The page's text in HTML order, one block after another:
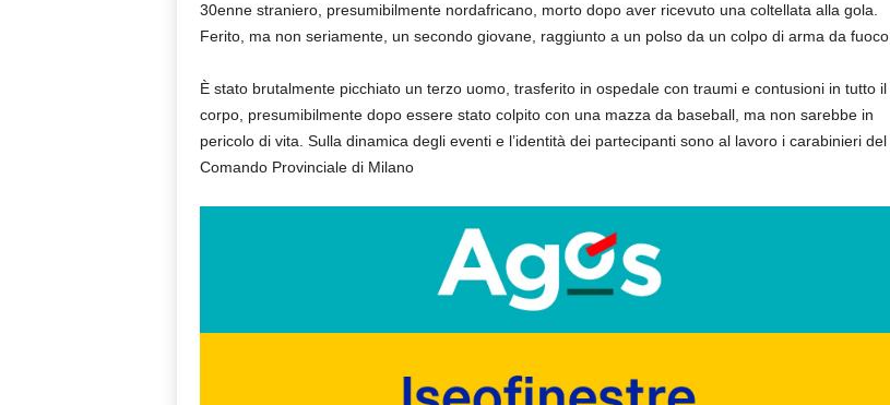
30enne straniero, presumibilmente nordafricano, morto dopo aver ricevuto una coltellata alla gola.
Ferito, ma non seriamente, un secondo giovane, raggiunto a un polso da un colpo di arma da fuoco.
È stato brutalmente picchiato un terzo uomo, trasferito in ospedale con traumi e contusioni in tutto il
corpo, presumibilmente dopo essere stato colpito con una mazza da baseball, ma non sarebbe in
pericolo di vita. Sulla dinamica degli eventi e l’identità dei partecipanti sono al lavoro i carabinieri del
Comando Provinciale di Milano